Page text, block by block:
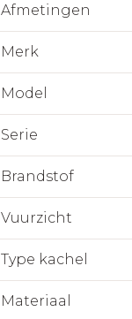
Afmetingen
Merk
Model
Serie
Brandstof
Vuurzicht
Type kachel
Materiaal